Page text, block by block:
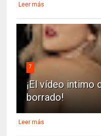
Leer más
7
¡El vídeo intimo
borrado!
Leer más